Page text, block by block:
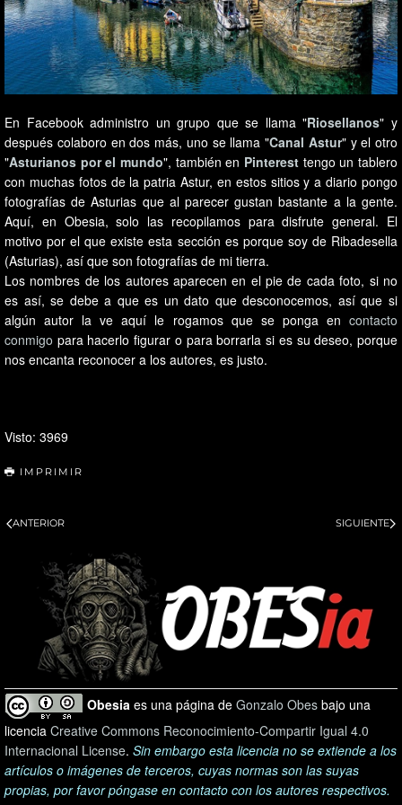
En Facebook administro un grupo que se llama "Riosellanos" y
después colaboro en dos más, uno se llama "Canal Astur" y el otro
"Asturianos por el mundo", también en Pinterest tengo un tablero
con muchas fotos de la patria Astur, en estos sitios y a diario pongo
fotografías de Asturias que al parecer gustan bastante a la gente.
Aquí, en Obesia, solo las recopilamos para disfrute general. El
motivo por el que existe esta sección es porque soy de Ribadesella
(Asturias), así que son fotografías de mi tierra.
Los nombres de los autores aparecen en el pie de cada foto, si no
es así, se debe a que es un dato que desconocemos, así que si
algún autor la ve aquí le rogamos que se ponga en contacto
conmigo para hacerlo figurar o para borrarla si es su deseo, porque
nos encanta reconocer a los autores, es justo.
Visto: 3969
IMPRIMIR
ANTERIOR SIGUIENTE
Obesia es una página de Gonzalo Obes bajo una
licencia Creative Commons Reconocimiento-Compartir Igual 4.0
Internacional License. Sin embargo esta licencia no se extiende a los
artículos o imágenes de terceros, cuyas normas son las suyas
propias, por favor póngase en contacto con los autores respectivos.